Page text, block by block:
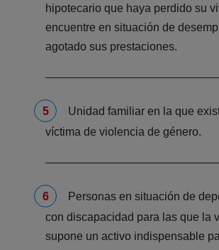
hipotecario que haya perdido su
encuentre en situación de
agotado sus prestaciones.
Unidad familiar en la que
víctima de violencia de género.
Personas en situación de
con discapacidad para las que la
supone un activo indispensable